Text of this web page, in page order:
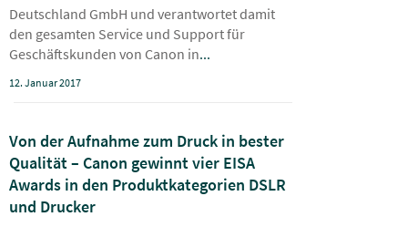
Deutschland GmbH und verantwortet damit
den gesamten Service und Support für
Geschäftskunden von Canon in...
12. Januar 2017
Von der Aufnahme zum Druck in bester
Qualität – Canon gewinnt vier EISA
Awards in den Produktkategorien DSLR
und Drucker